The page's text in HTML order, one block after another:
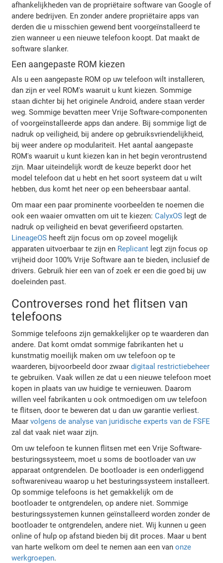
afhankelijkheden van de propriëtaire software van Google of
andere bedrijven. En zonder andere propriëtaire apps van
derden die u misschien gewend bent voorgeïnstalleerd te
zien wanneer u een nieuwe telefoon koopt. Dat maakt de
software slanker.
Een aangepaste ROM kiezen
Als u een aangepaste ROM op uw telefoon wilt installeren,
dan zijn er veel ROM's waaruit u kunt kiezen. Sommige
staan dichter bij het originele Android, andere staan verder
weg. Sommige bevatten meer Vrije Software-componenten
of voorgeïnstalleerde apps dan andere. Bij sommige ligt de
nadruk op veiligheid, bij andere op gebruiksvriendelijkheid,
bij weer andere op modulariteit. Het aantal aangepaste
ROM's waaruit u kunt kiezen kan in het begin verontrustend
zijn. Maar uiteindelijk wordt de keuze beperkt door het
model telefoon dat u hebt en het soort systeem dat u wilt
hebben, dus komt het neer op een beheersbaar aantal.
Om maar een paar prominente voorbeelden te noemen die
ook een waaier omvatten om uit te kiezen:CalyxOS legt de
nadruk op veiligheid en bevat geverifieerd opstarten.
LineageOS heeft zijn focus om op zoveel mogelijk
apparaten uitvoerbaar te zijn en Replicant legt zijn focus op
vrijheid door 100% Vrije Software aan te bieden, inclusief de
drivers. Gebruik hier een van of zoek er een die goed bij uw
doeleinden past.
Controverses rond het flitsen van
telefoons
Sommige telefoons zijn gemakkelijker op te waarderen dan
andere. Dat komt omdat sommige fabrikanten het u
kunstmatig moeilijk maken om uw telefoon op te
waarderen, bijvoorbeeld door zwaardigitaal restrictiebeheer
te gebruiken. Vaak willen ze dat u een nieuwe telefoon moet
kopen in plaats van uw huidige te vernieuwen. Daarom
willen veel fabrikanten u ook ontmoedigen om uw telefoon
te flitsen, door te beweren dat u dan uw garantie verliest.
Maarvolgens de analyse van juridische experts van de FSFE
zal dat vaak niet waar zijn.
Om uw telefoon te kunnen flitsen met een Vrije Software-
besturingssysteem, moet u soms de bootloader van uw
apparaat ontgrendelen. De bootloader is een onderliggend
softwareniveau waarop u het besturingssysteem installeert.
Op sommige telefoons is het gemakkelijk om de
bootloader te ontgrendelen, op andere niet. Sommige
besturingssystemen kunnen geïnstalleerd worden zonder de
bootloader te ontgrendelen, andere niet. Wij kunnen u geen
online of hulp op afstand bieden bij dit proces. Maar u bent
van harte welkom om deel te nemen aan een vanonze
werkgroepen.